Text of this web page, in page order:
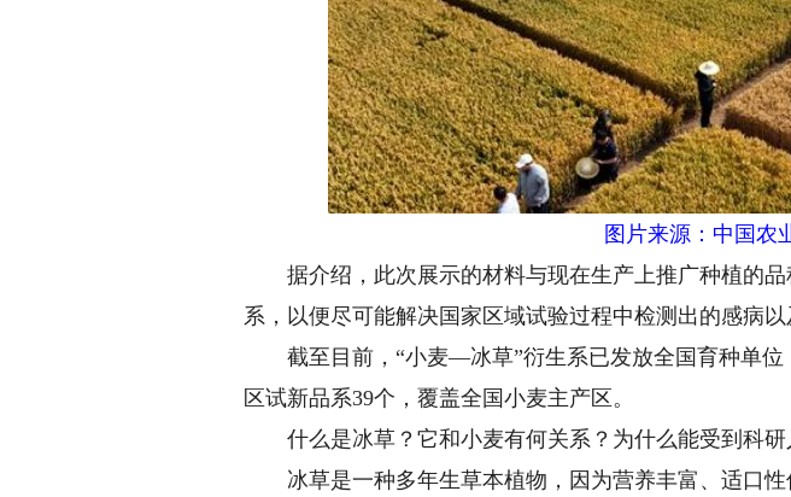
图片来源：中国农
据介绍，此次展示的材料与现在生产上推广种植的品
系，以便尽可能解决国家区域试验过程中检测出的感病
截至目前，“小麦—冰草”衍生系已发放全国育种单位
区试新品系39个，覆盖全国小麦主产区。
什么是冰草？它和小麦有何关系？为什么能受到科研
冰草是一种多年生草本植物，因为营养丰富、适口性